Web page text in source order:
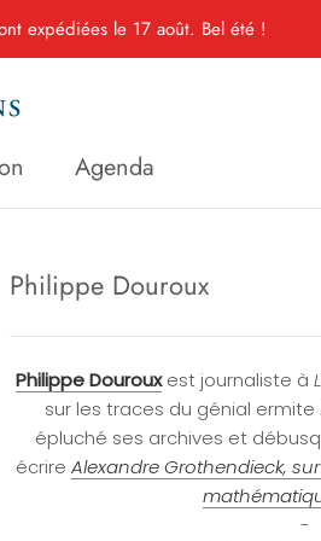
expédiées le 17 août. Bel été !
Agenda
Agenda
Philippe Douroux
Philippe Dourouxest journaliste à
sur les traces du génial ermite
épluché ses archives et
écrire Alexandre Grothendieck,
-